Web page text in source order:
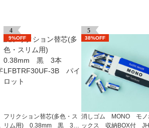
4
9%OFF
フリクション替芯(多色・ス
リム用) 0.38mm 黒 3
5
38%OFF
消しゴム MONO モノ
ックス 収納BOX付